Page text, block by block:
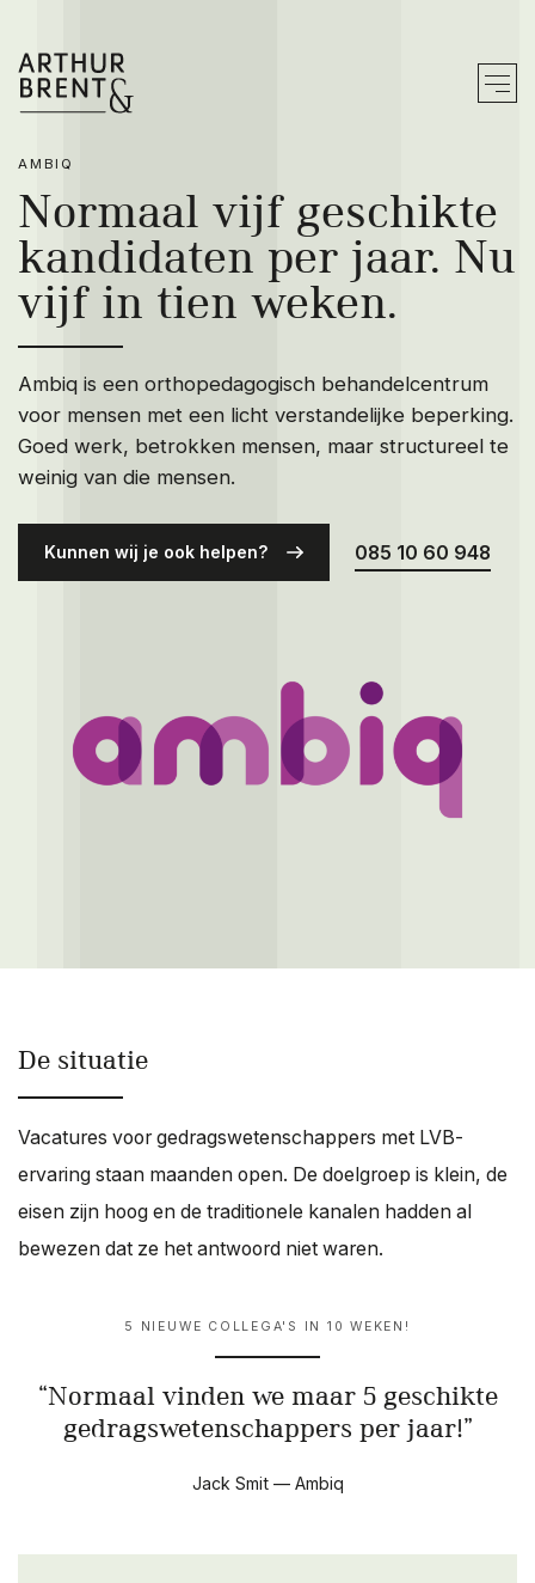
Zo werken wij
Merk bouwen
Merk doorvertalen
Merk activeren
We werken vanuit
Ons werk
Over ons
AMBIQ
Normaal vijf geschikte
kandidaten per jaar. Nu
vijf in tien weken.
Ambiq is een orthopedagogisch behandelcentrum
voor mensen met een licht verstandelijke beperking.
Goed werk, betrokken mensen, maar structureel te
weinig van die mensen.
Kunnen wij je ook helpen? 085 10 60 948
De situatie
Vacatures voor gedragswetenschappers met LVB-
ervaring staan maanden open. De doelgroep is klein, de
eisen zijn hoog en de traditionele kanalen hadden al
bewezen dat ze het antwoord niet waren.
5 NIEUWE COLLEGA'S IN 10 WEKEN!
Normaal vinden we maar 5 geschikte
gedragswetenschappers per jaar!
Jack Smit — Ambiq